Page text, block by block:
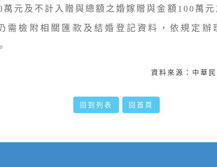
萬元及不計入贈與總額之婚嫁贈與金額100萬元
需檢附相關匯款及結婚登記資料，依規定辦
資料來源：中華
回到列表 回首頁